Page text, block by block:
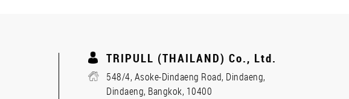
TRIPULL (THAILAND) Co., Ltd.
548/4, Asoke-Dindaeng Road, Dindaeng,
Dindaeng, Bangkok, 10400